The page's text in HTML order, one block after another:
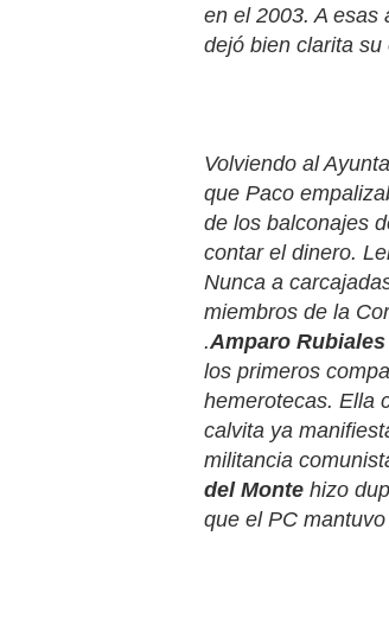
en el 2003. A esas
dejó bien clarita su
Volviendo al
que Paco
de los balconajes
contar el dinero.
Nunca a
miembros de la
.Amparo Rubiales
los primeros
hemerotecas. Ella
calvita ya
militancia
del Monte hizo
que el PC